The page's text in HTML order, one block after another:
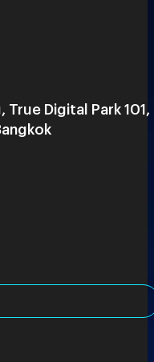
Digital Park 101,